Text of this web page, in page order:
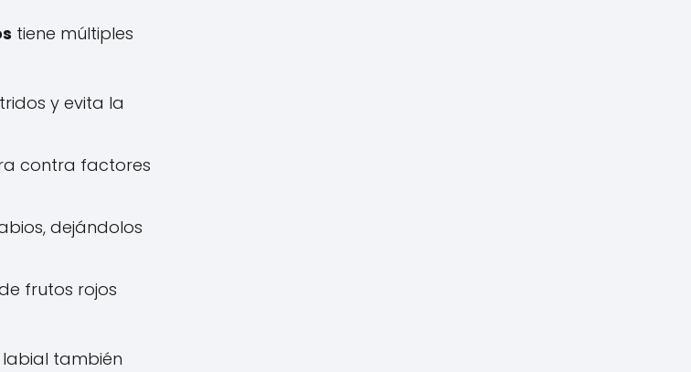
tiene múltiples
y evita la
contra factores
dejándolos
frutos rojos
también